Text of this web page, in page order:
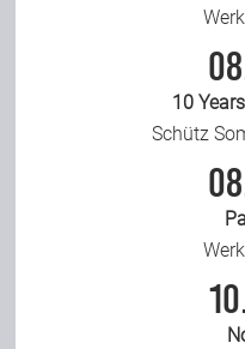
10
Schütz